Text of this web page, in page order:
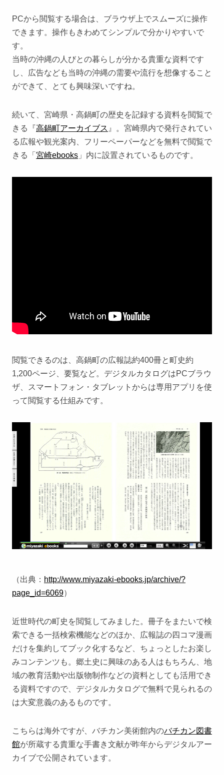
PCから閲覧する場合は、ブラウザ上でスムーズに操作
できます。操作もきわめてシンプルで分かりやすいで
す。
当時の沖縄の人びとの暮らしが分かる貴重な資料です
し、広告なども当時の沖縄の需要や流行を想像すること
ができて、とても興味深いですね。
続いて、宮崎県・高鍋町の歴史を記録する資料を閲覧で
きる『高鍋町アーカイブス 』。宮崎県内で発行されてい
る広報や観光案内、フリーペーパーなどを無料で閲覧で
きる「 宮崎ebooks 」内に設置されているものです。
閲覧できるのは、高鍋町の広報誌約400冊と町史約
1,200ページ、要覧など。デジタルカタログはPCブラウ
ザ、スマートフォン・タブレットからは専用アプリを使
って閲覧する仕組みです。
（出典： http://www.miyazaki-ebooks.jp/archive/?
page_id=6069）
近世時代の町史を閲覧してみました。冊子をまたいで検
索できる一括検索機能などのほか、広報誌の四コマ漫画
だけを集約してブック化するなど、ちょっとしたお楽し
みコンテンツも。郷土史に興味のある人はもちろん、地
域の教育活動や出版物制作などの資料としても活用でき
る資料ですので、デジタルカタログで無料で見られるの
は大変意義のあるものです。
こちらは海外ですが、バチカン美術館内のバチカン図書
館が所蔵する貴重な手書き文献が昨年からデジタルアー
カイブで公開されています。